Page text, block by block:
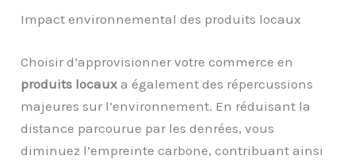
Impact environnemental des produits locaux
Choisir d’approvisionner votre commerce en
produits locaux a également des répercussions
majeures sur l’environnement. En réduisant la
distance parcourue par les denrées, vous
diminuez l’empreinte carbone, contribuant ainsi